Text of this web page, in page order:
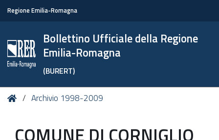
Regione Emilia-Romagna
Bollettino Ufficiale della Regione
Emilia-Romagna
(BURERT)
Tu HomeArchivio 1998-2009